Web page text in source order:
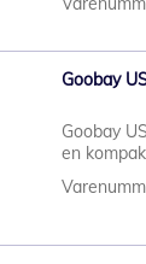
Goobay
Goobay
en